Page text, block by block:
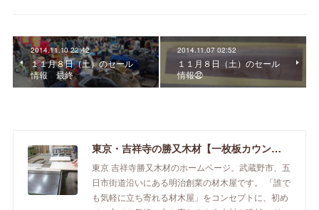
2014.11.10 22:42
１１月８日（土）のセール
情報 最終
2014.11.07 02:52
１１月８日（土）のセール
情報㉜
東京・吉祥寺の勝又木材【一枚板カウンター】
東京 吉祥寺勝又木材のホームページ。武蔵野市、五
日市街道沿いにある明治創業の材木屋です。 「誰で
も気軽に立ち寄れる材木屋」をコンセプトに、初め